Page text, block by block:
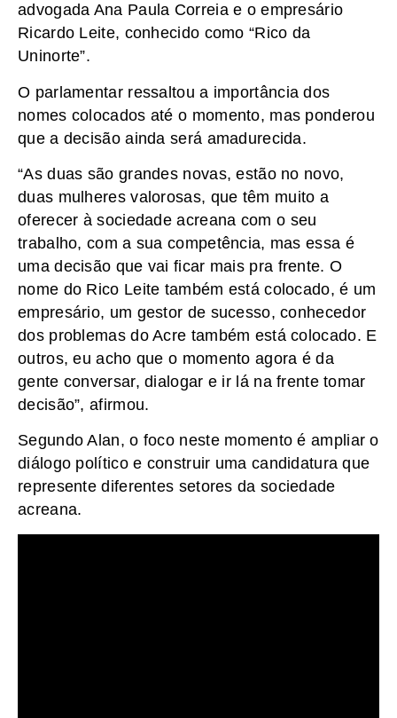
advogada Ana Paula Correia e o empresário
Ricardo Leite, conhecido como “Rico da
Uninorte”.
O parlamentar ressaltou a importância dos
nomes colocados até o momento, mas ponderou
que a decisão ainda será amadurecida.
“As duas são grandes novas, estão no novo,
duas mulheres valorosas, que têm muito a
oferecer à sociedade acreana com o seu
trabalho, com a sua competência, mas essa é
uma decisão que vai ficar mais pra frente. O
nome do Rico Leite também está colocado, é um
empresário, um gestor de sucesso, conhecedor
dos problemas do Acre também está colocado. E
outros, eu acho que o momento agora é da
gente conversar, dialogar e ir lá na frente tomar
decisão”, afirmou.
Segundo Alan, o foco neste momento é ampliar o
diálogo político e construir uma candidatura que
represente diferentes setores da sociedade
acreana.